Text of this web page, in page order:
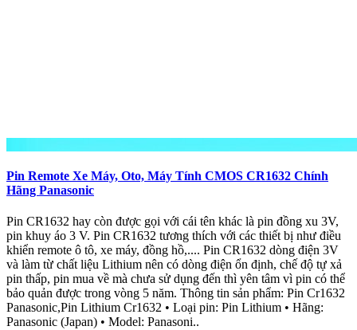
Pin Remote Xe Máy, Oto, Máy Tính CMOS CR1632 Chính
Hãng Panasonic
Pin CR1632 hay còn được gọi với cái tên khác là pin đồng xu 3V,
pin khuy áo 3 V. Pin CR1632 tương thích với các thiết bị như điều
khiển remote ô tô, xe máy, đồng hồ,.... Pin CR1632 dòng điện 3V
và làm từ chất liệu Lithium nên có dòng điện ổn định, chế độ tự xả
pin thấp, pin mua về mà chưa sử dụng đến thì yên tâm vì pin có thể
bảo quản được trong vòng 5 năm. Thông tin sản phẩm: Pin Cr1632
Panasonic,Pin Lithium Cr1632 • Loại pin: Pin Lithium • Hãng:
Panasonic (Japan) • Model: Panasoni..